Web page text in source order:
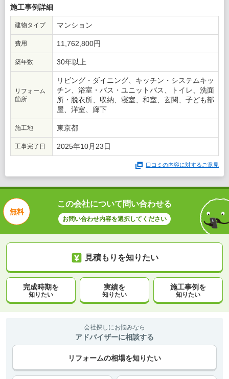
最大手であり安心感があったため選びました。
施工事例詳細
建物タイプ マンション
費用 11,762,800円
築年数 30年以上
リフォーム
箇所
リビング・ダイニング、キッチン・システムキッ
チン、浴室・バス・ユニットバス、トイレ、洗面
所・脱衣所、収納、寝室、和室、玄関、子ども部
屋、洋室、廊下
施工地 東京都
工事完了日 2025年10月23日
口コミの内容に対するご意見
無料
この会社について問い合わせる
お問い合わせ内容を選択してください
見積もりを知りたい
完成時期を
知りたい
実績を
知りたい
施工事例を
知りたい
会社探しにお悩みなら
アドバイザーに相談する
リフォームの相場を知りたい